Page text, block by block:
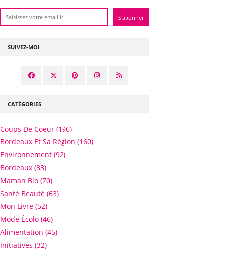
SUIVEZ-MOI
CATÉGORIES
Coups De Coeur (196)
Bordeaux Et Sa Région (160)
Environnement (92)
Bordeaux (83)
Maman Bio (70)
Santé Beauté (63)
Mon Livre (52)
Mode Écolo (46)
Alimentation (45)
Initiatives (32)